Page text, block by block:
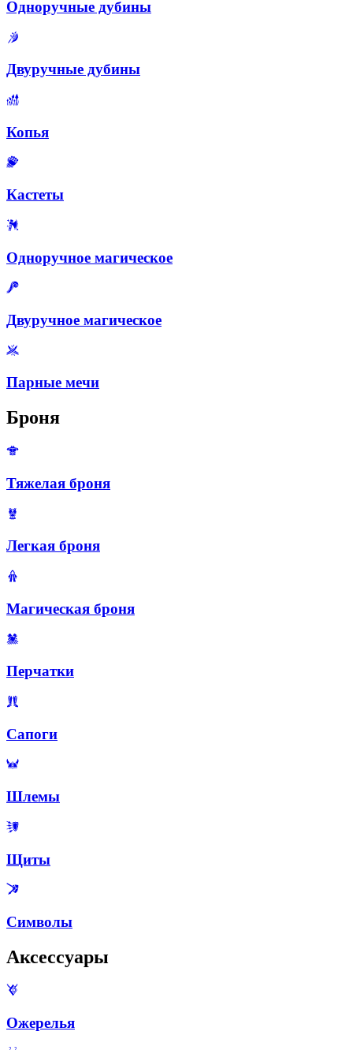
Одноручные дубины
Двуручные дубины
Копья
Кастеты
Одноручное магическое
Двуручное магическое
Парные мечи
Броня
Тяжелая броня
Легкая броня
Магическая броня
Перчатки
Сапоги
Шлемы
Щиты
Символы
Аксессуары
Ожерелья